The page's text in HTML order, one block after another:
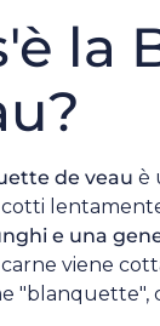
la
de veau è
e una
viene
"blanquette",